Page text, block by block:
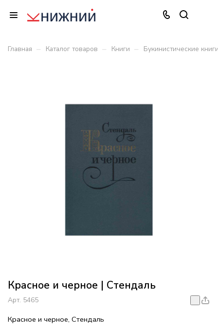
Главная – Каталог товаров – Книги – Букинистические
Красное и черное | Стендаль
Арт. 5465
Красное и черное, Стендаль